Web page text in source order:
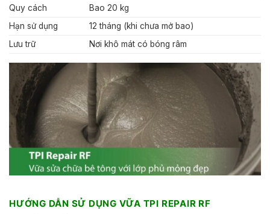
Quy cách
Bao 20 kg
Hạn sử dụng
12 tháng (khi chưa mở bao)
Lưu trữ
Nơi khô mát có bóng râm
HƯỚNG DẪN SỬ DỤNG VỮA TPI REPAIR RF